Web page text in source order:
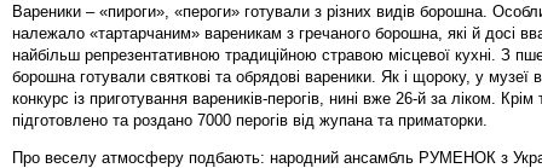
Вареники – «пироги», «пероги» готували з різних видів борошна.
належало «тартарчаним» вареникам з гречаного борошна, які й досі
найбільш репрезентативною традиційною стравою місцевої кухні. З
борошна готували святкові та обрядові вареники. Як і щороку, у музеї
конкурс із приготування вареників-перогів, нині вже 26-й за ліком. Крім
підготовлено та роздано 7000 перогів від жупана та приматорки.
Про веселу атмосферу подбають: народний ансамбль РУМЕНОК з